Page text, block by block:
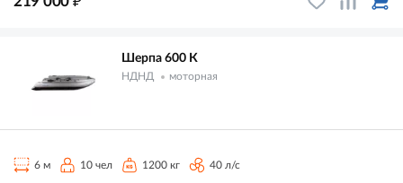
Шерпа 600 К
НДНД моторная
6 м 10 чел 1200 кг 40 л/с